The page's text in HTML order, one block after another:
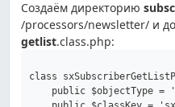
Создаём директорию
/processors/newsletter/ и
getlist.class.php:
class
public $objectType =